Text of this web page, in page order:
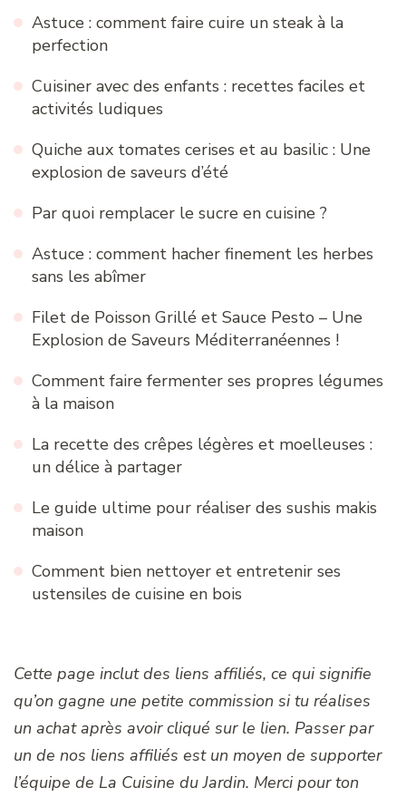
Astuce : comment faire cuire un steak à la
perfection
Cuisiner avec des enfants : recettes faciles et
activités ludiques
Quiche aux tomates cerises et au basilic : Une
explosion de saveurs d’été
Par quoi remplacer le sucre en cuisine ?
Astuce : comment hacher finement les herbes
sans les abîmer
Filet de Poisson Grillé et Sauce Pesto – Une
Explosion de Saveurs Méditerranéennes !
Comment faire fermenter ses propres légumes
à la maison
La recette des crêpes légères et moelleuses :
un délice à partager
Le guide ultime pour réaliser des sushis makis
maison
Comment bien nettoyer et entretenir ses
ustensiles de cuisine en bois
Cette page inclut des liens affiliés, ce qui signifie
qu’on gagne une petite commission si tu réalises
un achat après avoir cliqué sur le lien. Passer par
un de nos liens affiliés est un moyen de supporter
l’équipe de La Cuisine du Jardin. Merci pour ton